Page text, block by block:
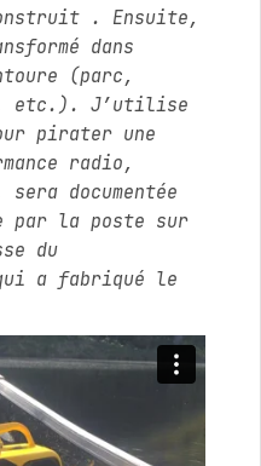
. Ensuite,
dans
(parc,
etc.). J’utilise
pirater une
radio,
documentée
par la poste sur
du
a fabriqué le